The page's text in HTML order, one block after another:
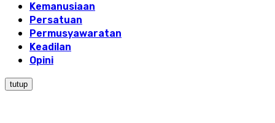
Kemanusiaan
Persatuan
Permusyawaratan
Keadilan
Opini
tutup